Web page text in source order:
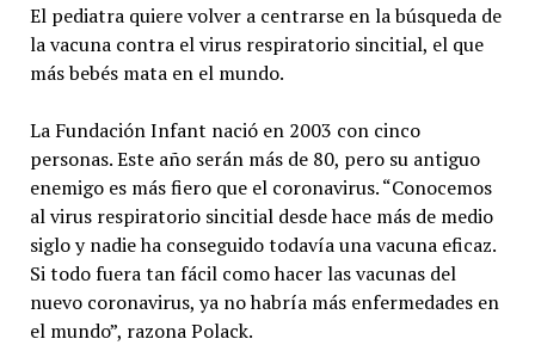
El pediatra quiere volver a centrarse en la búsqueda de
la vacuna contra el virus respiratorio sincitial, el que
más bebés mata en el mundo.
La Fundación Infant nació en 2003 con cinco
personas. Este año serán más de 80, pero su antiguo
enemigo es más fiero que el coronavirus. “Conocemos
al virus respiratorio sincitial desde hace más de medio
siglo y nadie ha conseguido todavía una vacuna eficaz.
Si todo fuera tan fácil como hacer las vacunas del
nuevo coronavirus, ya no habría más enfermedades en
el mundo”, razona Polack.